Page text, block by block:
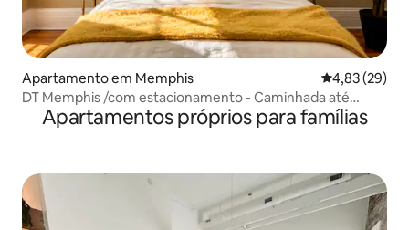
Apartamento em Memphis Classificação
4,83 (29)
DT Memphis /com estacionamento - Caminhada até
Beale, FedEx Forum
Apartamentos próprios para famílias